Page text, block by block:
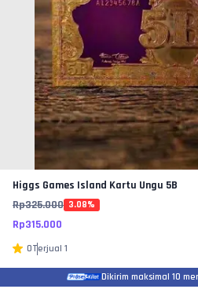
Higgs Games Island Kartu Ungu 5B
Rp325.000 3.08%
Rp315.000
0Terjual 1
Dikirim maksimal 10